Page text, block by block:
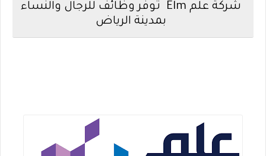
شركة علم Elm توفر وظائف للرجال والنساء
بمدينة الرياض